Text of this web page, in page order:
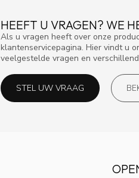
HEEFT U VRAGEN? WE
Als u vragen heeft over onze
klantenservicepagina. Hier vindt u
veelgestelde vragen en
STEL UW VRAAG